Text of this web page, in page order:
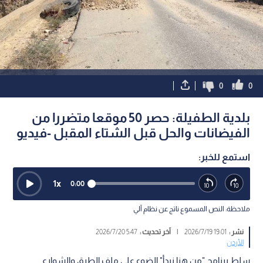
0
0
بلدية الطفيلة: حصر 50 موقعا متضررا من
الفيضانات والحل قبل الشتاء المقبل -فيديو
استمع للخبر:
0:00
1x
ملاحظة: النص المسموع ناتج عن نظام آلي
نشر : 19:01 2026/7/19
| آخر تحديث :5:47 2026/7/20
الأردن
سلط برنامج "من هنا نبدأ" الضوء على ملف الطرق والشوارع